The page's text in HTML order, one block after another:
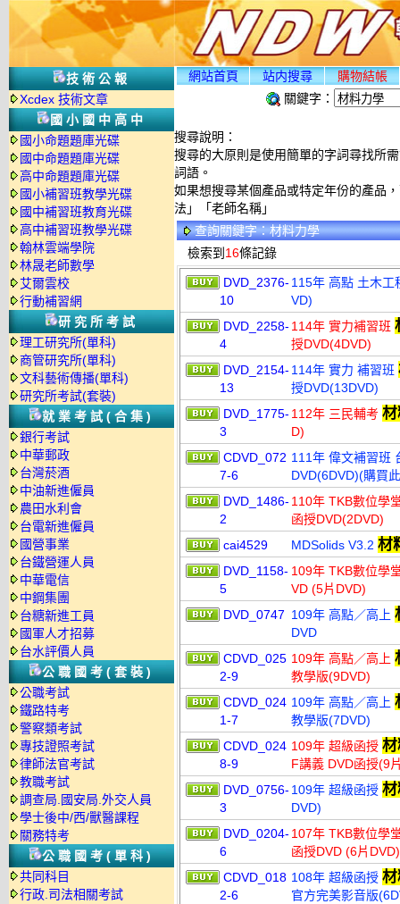
技術公報
Xcdex 技術文章
國小國中高中
國小命題題庫光碟
國中命題題庫光碟
高中命題題庫光碟
國小補習班教學光碟
國中補習班教育光碟
高中補習班教學光碟
翰林雲端學院
林晟老師數學
艾爾雲校
行動補習網
研究所考試
理工研究所(單科)
商管研究所(單科)
文科藝術傳播(單科)
研究所考試(套裝)
就業考試(合集)
銀行考試
中華郵政
台灣菸酒
中油新進僱員
農田水利會
台電新進僱員
國營事業
台鐵營運人員
中華電信
中鋼集團
台糖新進工員
國軍人才招募
台水評價人員
公職國考(套裝)
公職考試
鐵路特考
警察類考試
專技證照考試
律師法官考試
教職考試
調查局.國安局.外交人員
學士後中/西/獸醫課程
關務特考
公職國考(單科)
共同科目
行政.司法相關考試
網站首頁 站内搜尋
購物結帳
關鍵字：
搜尋說明：
搜尋的大原則是使用簡單的字詞尋找所
詞語。
如果想搜尋某個產品或特定年份的產品
法」「老師名稱」
查詢關鍵字：材料力學
檢索到 16條記錄
DVD_2376-
10
115年 高點 土木
VD)
DVD_2258-
4
114年 實力補習班
授DVD(4DVD)
DVD_2154-
13
114年 實力 補習班
授DVD(13DVD)
DVD_1775-
3
112年 三民輔考
D)
CDVD_072
7-6
111年 偉文補習班
DVD(6DVD)(購買
DVD_1486-
2
110年 TKB數位學
函授DVD(2DVD)
cai4529
MDSolids V3.2 材
DVD_1158-
5
109年 TKB數位學
VD (5片DVD)
DVD_0747 109年 高點／高上
DVD
CDVD_025
2-9
109年 高點／高上
教學版(9DVD)
CDVD_024
1-7
109年 高點／高上
教學版(7DVD)
CDVD_024
8-9
109年 超級函授
F講義 DVD函授(9
DVD_0756-
3
109年 超級函授
DVD)
DVD_0204-
6
107年 TKB數位學
函授DVD (6片
CDVD_018
2-6
108年 超級函授
官方完美影音版